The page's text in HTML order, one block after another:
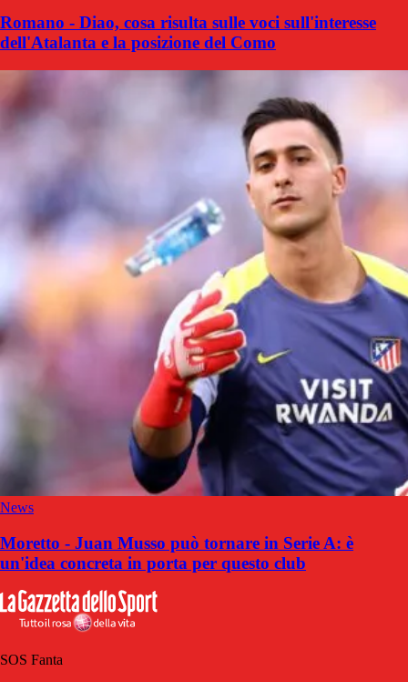
Romano - Diao, cosa risulta sulle voci sull'interesse
dell'Atalanta e la posizione del Como
News
Moretto - Juan Musso può tornare in Serie A: è
un'idea concreta in porta per questo club
SOS Fanta